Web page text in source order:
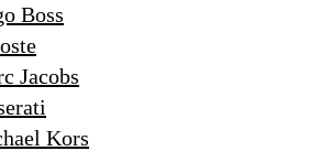
Boss
Jacobs
Kors